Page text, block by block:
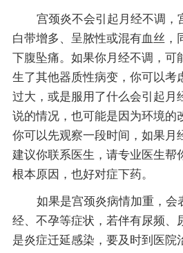
宫颈炎不会引起月经不调，
白带增多、呈脓性或混有血丝，
下腹坠痛。如果你月经不调，可
生了其他器质性病变，你可以考
过大，或是服用了什么会引起月
说的情况，也可能是因为环境的
你可以先观察一段时间，如果月
建议你联系医生，请专业医生帮
根本原因，也好对症下药。
如果是宫颈炎病情加重，会
经、不孕等症状，若伴有尿频、
是炎症迁延感染，要及时到医院